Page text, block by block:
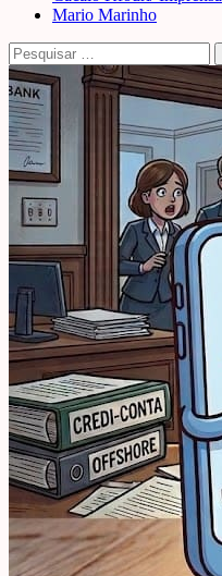
Mario Marinho
Pesquisar
por: